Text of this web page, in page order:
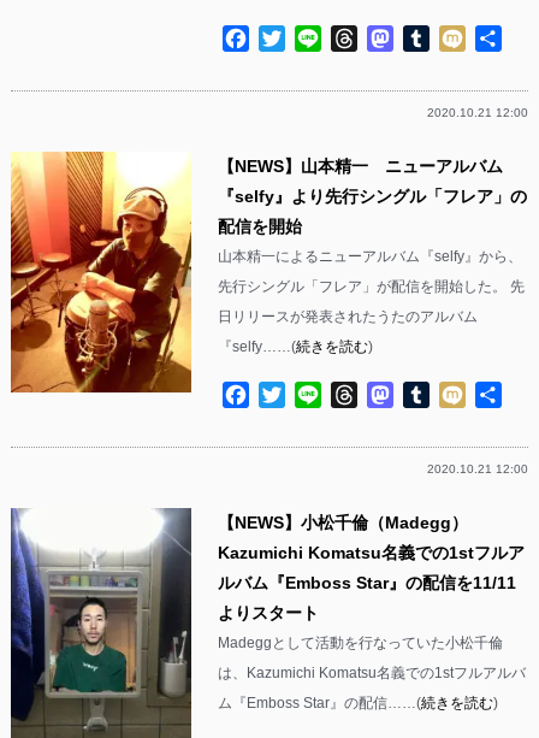
Facebook
TwitterLine ThreadsMastodon
Tumblr
Mixi
2020.10.21 12:00
【NEWS】山本精一 ニューアルバム
『selfy』より先行シングル「フレア」の
配信を開始
山本精一によるニューアルバム『selfy』から、
先行シングル「フレア」が配信を開始した。 先
日リリースが発表されたうたのアルバム
『selfy……(続きを読む)
Facebook
TwitterLine ThreadsMastodon
Tumblr
Mixi
2020.10.21 12:00
【NEWS】小松千倫（Madegg）
Kazumichi Komatsu名義での1stフルア
ルバム『Emboss Star』の配信を11/11
よりスタート
Madeggとして活動を行なっていた小松千倫
は、Kazumichi Komatsu名義での1stフルアルバ
ム『Emboss Star』の配信……(続きを読む)